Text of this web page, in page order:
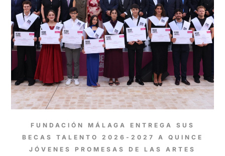
FUNDACIÓN MÁLAGA ENTREGA SUS
BECAS TALENTO 2026-2027 A QUINCE
JÓVENES PROMESAS DE LAS ARTES